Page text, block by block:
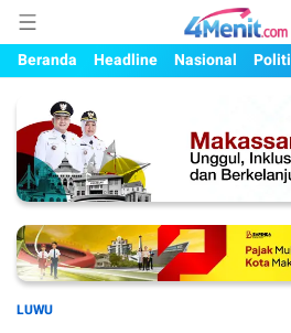
4menit.com
Mengungkap Kisah,
Beranda
Headline Nasional
LUWU